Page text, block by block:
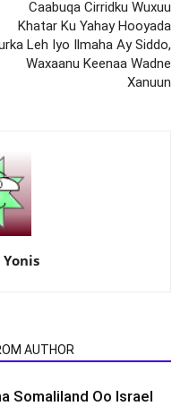
Caabuqa Cirridku Wuxuu
Khatar Ku Yahay Hooyada
Leh Iyo Ilmaha Ay Siddo,
Waxaanu Keenaa Wadne
Xanuun
Yonis
AUTHOR
Somaliland Oo Israel